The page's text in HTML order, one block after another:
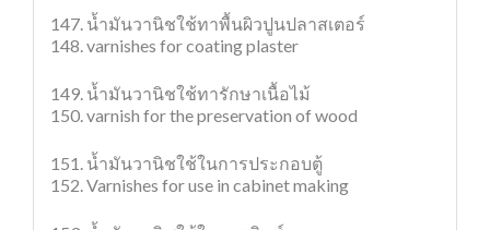
147. น้ำมันวานิชใช้ทาพื้นผิวปูนปลาสเตอร์
148. varnishes for coating plaster
149. น้ำมันวานิชใช้ทารักษาเนื้อไม้
150. varnish for the preservation of wood
151. น้ำมันวานิชใช้ในการประกอบตู้
152. Varnishes for use in cabinet making